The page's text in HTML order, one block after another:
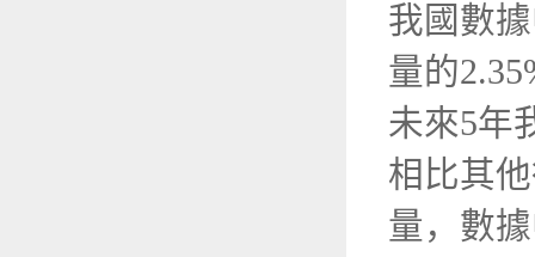
我國數
量的
未來5年
相比其
量，數